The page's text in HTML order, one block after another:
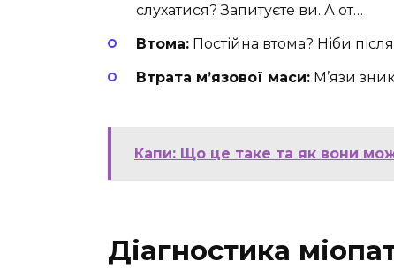
слухатися? Запитуєте ви. А от…
Втома: Постійна втома? Ніби
Втрата м’язової маси: М’язи
Капи: Що це таке та як вони
Діагностика